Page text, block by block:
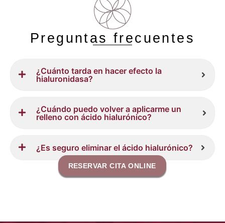
Preguntas frecuentes
¿Cuánto tarda en hacer efecto la
hialuronidasa?
¿Cuándo puedo volver a aplicarme un
relleno con ácido hialurónico?
¿Es seguro eliminar el ácido hialurónico?
RESERVAR CITA ONLINE